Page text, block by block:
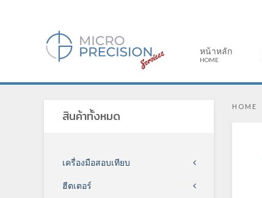
หน้าหลัก
HOME
HOME
สินค้าทั้งหมด
เครื่องมือสอบเทียบ
ฮีตเตอร์